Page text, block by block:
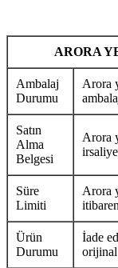
ARORA
Ambalaj
Durumu
Arora
Satın
Alma
Belgesi
Arora
Süre
Limiti
Arora
itibaren
Ürün
Durumu
İade
orijinal